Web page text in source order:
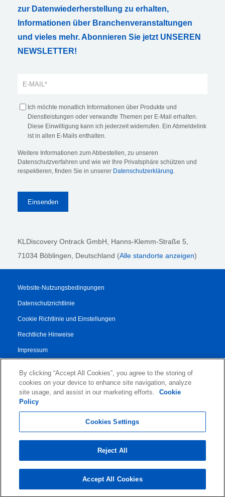
zur Datenwiederherstellung zu erhalten,
Informationen über Branchenveranstaltungen
und vieles mehr. Abonnieren Sie jetzt UNSEREN
NEWSLETTER!
Ich möchte monatlich Informationen über Produkte und
Dienstleistungen oder verwandte Themen per E-Mail erhalten.
Diese Einwilligung kann ich jederzeit widerrufen. Ein Abmeldelink
ist in allen E-Mails enthalten.
Weitere Informationen zum Abbestellen, zu unseren
Datenschutzverfahren und wie wir Ihre Privatsphäre schützen und
respektieren, finden Sie in unserer Datenschutzerklärung.
KLDiscovery Ontrack GmbH, Hanns-Klemm-Straße 5
71034 Böblingen , Deutschland (Alle standorte anzeigen)
Website-Nutzungsbedingungen
Datenschutzrichtlinie
Cookie Richtlinie und Einstellungen
Rechtliche Hinweise
Impressum
AGB
Vertrag für Autorisierte Partner
By clicking “Accept All Cookies”, you agree to the storing of
cookies on your device to enhance site navigation, analyze
site usage, and assist in our marketing efforts.
Cookie
Policy
Cookies Settings
Reject All
Accept All Cookies